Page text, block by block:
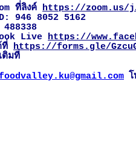
ที่ลิงค์ https://zoom.us/j/
946 8052 5162
Live https://
ที่ https://forms.gle/
ติมที่